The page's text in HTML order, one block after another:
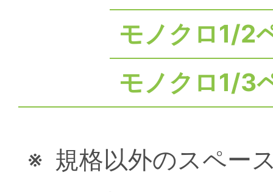
モノクロ1/2
モノクロ1/3
※ 規格以外のスペー